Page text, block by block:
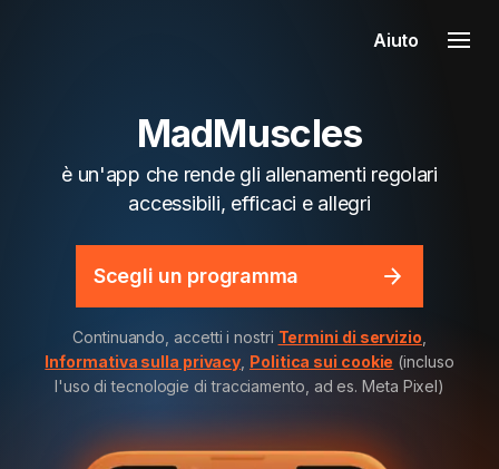
Aiuto
MadMuscles
è un'app che rende gli allenamenti regolari
accessibili, efficaci e allegri
Scegli un programma
Continuando, accetti i nostri Termini di servizio
Informativa sulla privacy Politica sui cookie (incluso
l'uso di tecnologie di tracciamento, ad es. Meta Pixel)